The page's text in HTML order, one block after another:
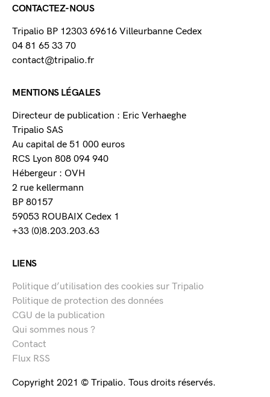
CONTACTEZ-NOUS
Tripalio BP 12303 69616 Villeurbanne Cedex
04 81 65 33 70
contact@tripalio.fr
MENTIONS LÉGALES
Directeur de publication : Eric Verhaeghe
Tripalio SAS
Au capital de 51 000 euros
RCS Lyon 808 094 940
Hébergeur : OVH
2 rue kellermann
BP 80157
59053 ROUBAIX Cedex 1
+33 (0)8.203.203.63
LIENS
Politique d’utilisation des cookies sur Tripalio
Politique de protection des données
CGU de la publication
Qui sommes nous ?
Contact
Flux RSS
Copyright 2021 © Tripalio. Tous droits réservés.